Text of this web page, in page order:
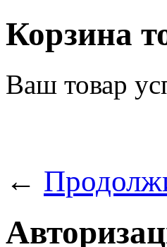
Корзина
Ваш товар
←